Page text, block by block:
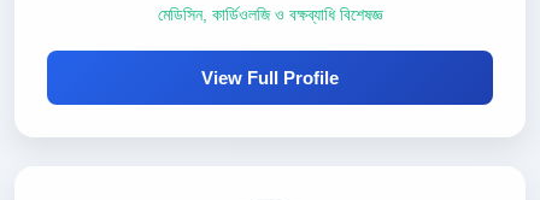
মেডিসিন, কার্ডিওলজি ও বক্ষব্যাধি বিশেষজ্ঞ
View Full Profile